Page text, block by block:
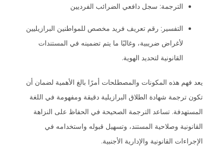
الترجمة: سجل دافعي الضرائب الفرديين
التفسير: رقم تعريف فريد مخصص للمواطنين البرازيليين
لأغراض ضريبية، وغالبًا ما يتم تضمينه في المستندات
القانونية لتحديد الهوية.
يعد فهم هذه المكونات والمصطلحات أمرًا بالغ الأهمية لضمان أن
تكون ترجمة شهادة الطلاق البرازيلية دقيقة ومفهومة في اللغة
المستهدفة. تساعد الترجمة الصحيحة في الحفاظ على النزاهة
القانونية وصلاحية المستند، وتسهيل قبوله واستخدامه في
الإجراءات القانونية والإدارية الأجنبية.